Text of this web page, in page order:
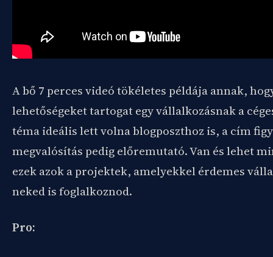
A bő 7 perces videó tökéletes példája annak,
lehetőségeket tartogat egy vállalkozásnak a
téma ideális lett volna blogposzthoz is, a cím
megvalósítás pedig előremutató. Van és lehet
ezek azok a projektek, amelyekkel érdemes
neked is foglalkoznod.
Pro: